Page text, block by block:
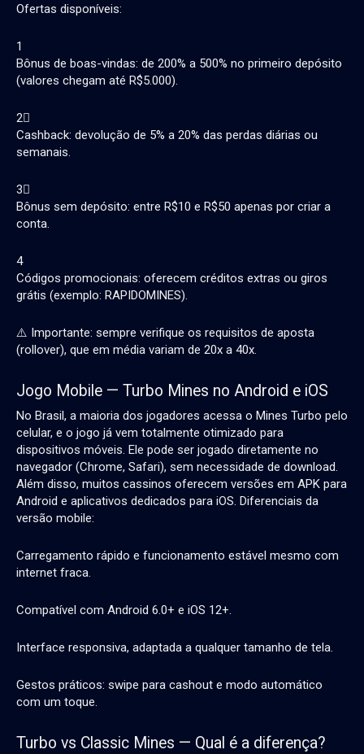
Ofertas disponíveis:
1
Bônus de boas-vindas: de 200% a 500% no primeiro depósito
(valores chegam até R$5.000).
2
Cashback: devolução de 5% a 20% das perdas diárias ou
semanais.
3
Bônus sem depósito: entre R$10 e R$50 apenas por criar a
conta.
4
Códigos promocionais: oferecem créditos extras ou giros
grátis (exemplo: RAPIDOMINES).
⚠️ Importante: sempre verifique os requisitos de aposta
(rollover), que em média variam de 20x a 40x.
Jogo Mobile — Turbo Mines no Android e iOS
No Brasil, a maioria dos jogadores acessa o Mines Turbo pelo
celular, e o jogo já vem totalmente otimizado para
dispositivos móveis. Ele pode ser jogado diretamente no
navegador (Chrome, Safari), sem necessidade de download.
Além disso, muitos cassinos oferecem versões em APK para
Android e aplicativos dedicados para iOS. Diferenciais da
versão mobile:
Carregamento rápido e funcionamento estável mesmo com
internet fraca.
Compatível com Android 6.0+ e iOS 12+.
Interface responsiva, adaptada a qualquer tamanho de tela.
Gestos práticos: swipe para cashout e modo automático
com um toque.
Turbo vs Classic Mines — Qual é a diferença?